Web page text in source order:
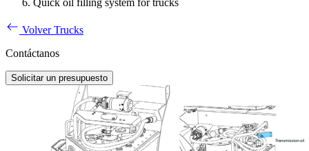
Quick oil filling system for trucks
Volver Trucks
Contáctanos
Solicitar un presupuesto